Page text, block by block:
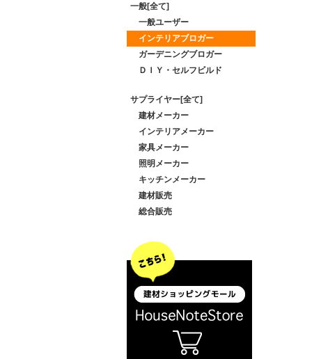
一般[全て]
一般ユーザー
インテリアブロガー
ガーデニングブロガー
ＤＩＹ・セルフビルド
サプライヤー[全て]
建材メーカー
インテリアメーカー
家具メーカー
照明メーカー
キッチンメーカー
建材販売
総合販売